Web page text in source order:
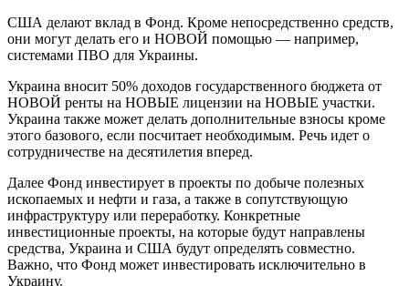
США делают вклад в Фонд. Кроме непосредственно средств,
они могут делать его и НОВОЙ помощью — например,
системами ПВО для Украины.
Украина вносит 50% доходов государственного бюджета от
НОВОЙ ренты на НОВЫЕ лицензии на НОВЫЕ участки.
Украина также может делать дополнительные взносы кроме
этого базового, если посчитает необходимым. Речь идет о
сотрудничестве на десятилетия вперед.
Далее Фонд инвестирует в проекты по добыче полезных
ископаемых и нефти и газа, а также в сопутствующую
инфраструктуру или переработку. Конкретные
инвестиционные проекты, на которые будут направлены
средства, Украина и США будут определять совместно.
Важно, что Фонд может инвестировать исключительно в
Украину.